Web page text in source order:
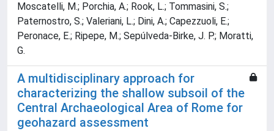
Moscatelli, M.; Porchia, A.; Rook, L.; Tommasini, S.;
Paternostro, S.; Valeriani, L.; Dini, A.; Capezzuoli, E.;
Peronace, E.; Ripepe, M.; Sepúlveda-Birke, J. P.; Moratti,
G.
A multidisciplinary approach for
characterizing the shallow subsoil of the
Central Archaeological Area of Rome for
geohazard assessment